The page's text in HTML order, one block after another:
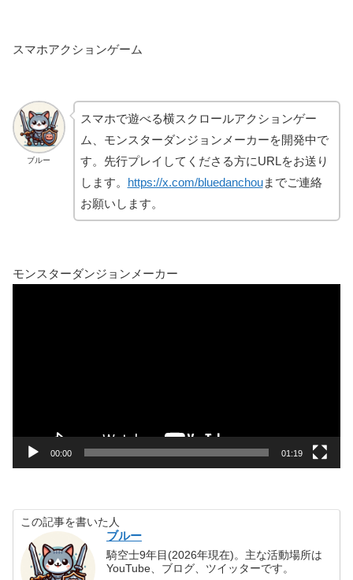
スマホアクションゲーム
ブルー
スマホで遊べる横スクロールアクションゲー
ム、モンスターダンジョンメーカーを開発中で
す。先行プレイしてくださる方にURLをお送り
します。 https://x.com/bluedanchouまでご連絡
お願いします。
モンスターダンジョンメーカー
00:00 01:19
この記事を書いた人
ブルー
騎空士9年目(2026年現在)。主な活動場所は
YouTube、ブログ、ツイッターです。